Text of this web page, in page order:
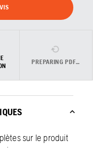
PREPARING PDF…
sur le produit